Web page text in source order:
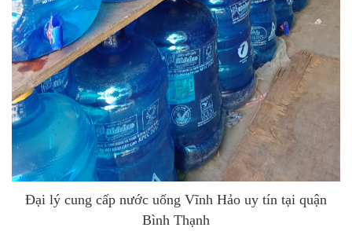
Đại lý cung cấp nước uống Vĩnh Hảo uy tín tại quận
Bình Thạnh